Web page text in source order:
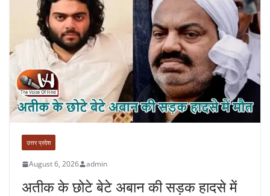
उत्तर प्रदेश
August 6, 2026 admin
अतीक के छोटे बेटे अबान की सड़क हादसे में